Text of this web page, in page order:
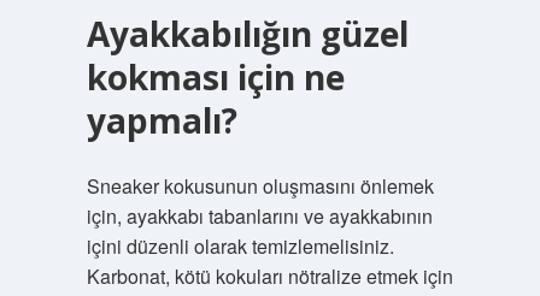
Ayakkabılığın güzel
kokması için ne
yapmalı?
Sneaker kokusunun oluşmasını önlemek
için, ayakkabı tabanlarını ve ayakkabının
içini düzenli olarak temizlemelisiniz.
Karbonat, kötü kokuları nötralize etmek için